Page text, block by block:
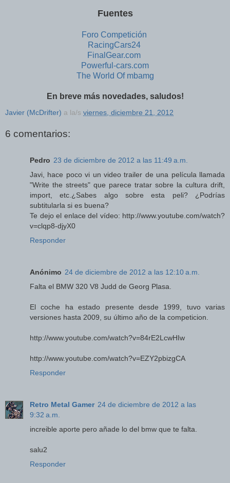
Fuentes
Foro Competición
RacingCars24
FinalGear.com
Powerful-cars.com
The World Of mbamg
En breve más novedades, saludos!
Javier (McDrifter) a la/s viernes, diciembre 21, 2012
6 comentarios:
Pedro 23 de diciembre de 2012 a las 11:49 a.m.
Javi, hace poco vi un video trailer de una película llamada
"Write the streets" que parece tratar sobre la cultura drift,
import, etc.¿Sabes algo sobre esta peli? ¿Podrías
subtitularla si es buena?
Te dejo el enlace del vídeo: http://www.youtube.com/watch?
v=clqp8-djyX0
Responder
Anónimo 24 de diciembre de 2012 a las 12:10 a.m.
Falta el BMW 320 V8 Judd de Georg Plasa.
El coche ha estado presente desde 1999, tuvo varias
versiones hasta 2009, su último año de la competicion.
http://www.youtube.com/watch?v=84rE2LcwHIw
http://www.youtube.com/watch?v=EZY2pbizgCA
Responder
Retro Metal Gamer 24 de diciembre de 2012 a las
9:32 a.m.
increible aporte pero añade lo del bmw que te falta.
salu2
Responder